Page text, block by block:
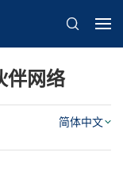
网络
简体中文